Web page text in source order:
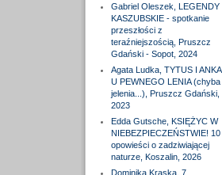
Gabriel Oleszek, LEGENDY
KASZUBSKIE - spotkanie
przeszłości z
teraźniejszością, Pruszcz
Gdański - Sopot, 2024
Agata Ludka, TYTUS I ANKA
U PEWNEGO LENIA (chyba
jelenia...), Pruszcz Gdański,
2023
Edda Gutsche, KSIĘŻYC W
NIEBEZPIECZEŃSTWIE! 10
opowieści o zadziwiającej
naturze, Koszalin, 2026
Dominika Kraska, 7